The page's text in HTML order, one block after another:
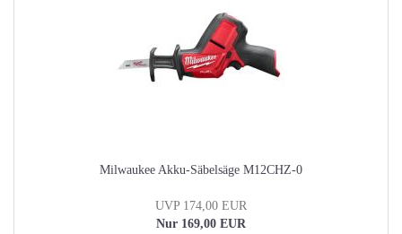
Milwaukee Akku-Säbelsäge M12CHZ-0
UVP 174,00 EUR
Nur 169,00 EUR